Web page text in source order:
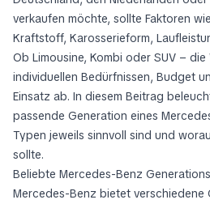
verkaufen möchte, sollte Faktoren
Kraftstoff, Karosserieform,
Ob Limousine, Kombi oder SUV –
individuellen Bedürfnissen, Budget
Einsatz ab. In diesem Beitrag
passende Generation eines
Typen jeweils sinnvoll sind und
sollte.
Beliebte Mercedes-Benz
Mercedes-Benz bietet verschiedene